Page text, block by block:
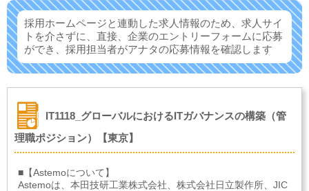
採用ホームページと連動した求人情報のため、求人サイ
トを介さずに、 直接、企業のエントリーフォームに応募
ができ、 採用担当者がアナタの応募情報を確認します
IT1118_グローバルにおけるITガバナンスの構築（管
理職ポジション）【東京】
■【Astemoについて】
Astemoは、本田技研工業株式会社、株式会社日立製作所、JIC